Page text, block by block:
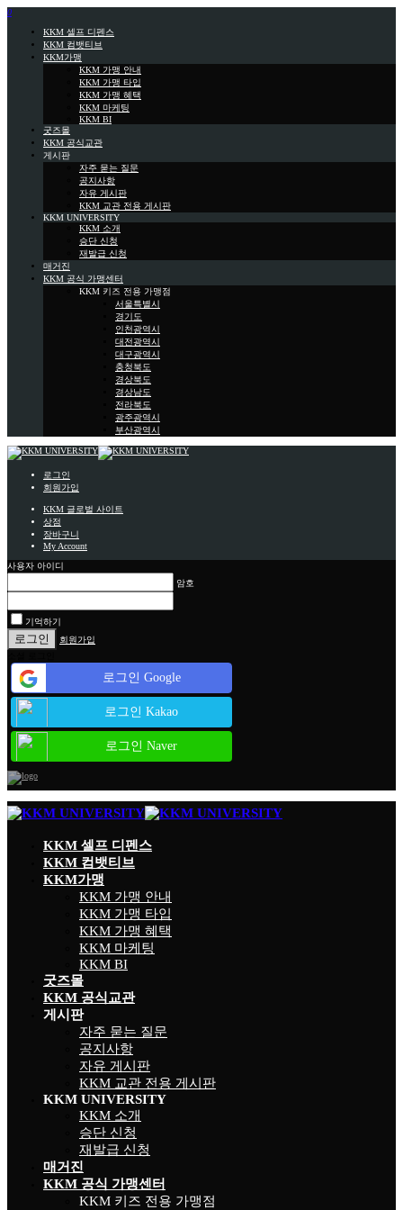
0
KKM 셀프 디펜스
KKM 컴뱃티브
KKM가맹
KKM 가맹 안내
KKM 가맹 타입
KKM 가맹 혜택
KKM 마케팅
KKM BI
굿즈몰
KKM 공식교관
게시판
자주 묻는 질문
공지사항
자유 게시판
KKM 교관 전용 게시판
KKM UNIVERSITY
KKM 소개
승단 신청
재발급 신청
매거진
KKM 공식 가맹센터
KKM 키즈 전용 가맹점
서울특별시
경기도
인천광역시
대전광역시
대구광역시
충청북도
경상북도
경상남도
전라북도
광주광역시
부산광역시
로그인
회원가입
KKM 글로벌 사이트
상점
장바구니
My Account
사용자 아이디
암호
기억하기
회원가입
로그인 Google
로그인 Kakao
로그인 Naver
KKM 셀프 디펜스
KKM 컴뱃티브
KKM가맹
KKM 가맹 안내
KKM 가맹 타입
KKM 가맹 혜택
KKM 마케팅
KKM BI
굿즈몰
KKM 공식교관
게시판
자주 묻는 질문
공지사항
자유 게시판
KKM 교관 전용 게시판
KKM UNIVERSITY
KKM 소개
승단 신청
재발급 신청
매거진
KKM 공식 가맹센터
KKM 키즈 전용 가맹점